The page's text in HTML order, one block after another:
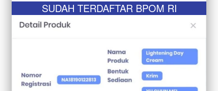
SUDAH TERDAFTAR BPOM RI